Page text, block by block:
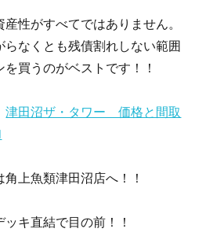
性がすべてではありません。
らなくとも残債割れしない範囲
買うのがベストです！！
津田沼ザ・タワー 価格と間取
上魚類津田沼店へ！！
キ直結で目の前！！